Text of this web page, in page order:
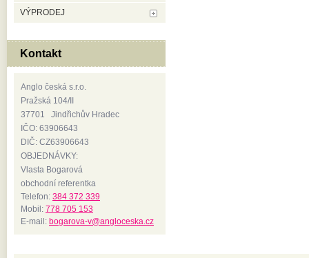
VÝPRODEJ
Kontakt
Anglo česká s.r.o.
Pražská 104/II
37701 Jindřichův Hradec
IČO: 63906643
DIČ: CZ63906643
OBJEDNÁVKY:
Vlasta Bogarová
obchodní referentka
Telefon: 384 372 339
Mobil: 778 705 153
E-mail: bogarova-v@angloceska.cz